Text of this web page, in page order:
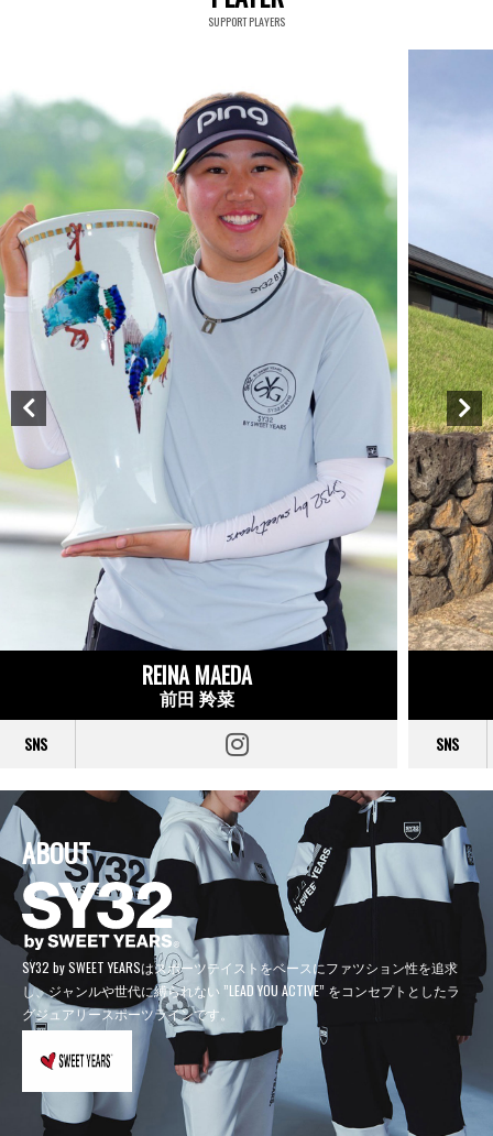
SUPPORT PLAYERS
REINA MAEDA
前田 羚菜
SNS SNS
ABOUT
SY32 by SWEET YEARSはスポーツテイストをベースにファツション性を追求
し、ジャンルや世代に縛られない ”LEAD YOU ACTIVE” をコンセプトとしたラ
グジュアリースポーツラインです。